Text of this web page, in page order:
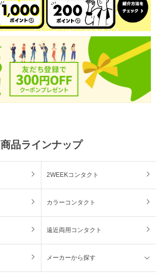
商品ラインナップ
2WEEKコンタクト
カラーコンタクト
遠近両用コンタクト
メーカーから探す